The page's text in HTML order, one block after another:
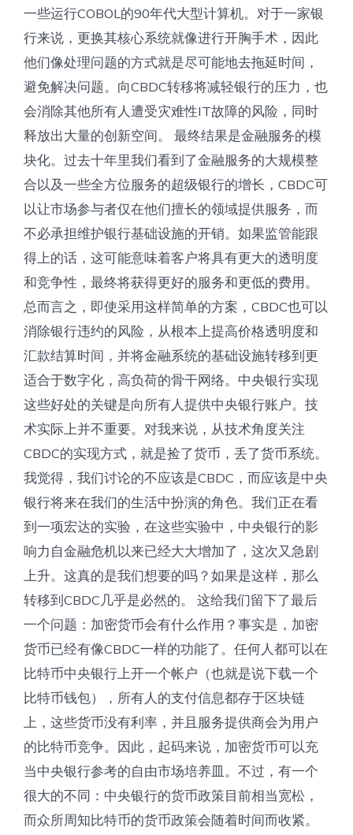
一些运行COBOL的90年代大型计算机。对于一家银
行来说，更换其核心系统就像进行开胸手术，因此
他们像处理问题的方式就是尽可能地去拖延时间，
避免解决问题。向CBDC转​​移将减轻银行的压力，也
会消除其他所有人遭受灾难性IT故障的风险，同时
释放出大量的创新空间。 最终结果是金融服务的模
块化。过去十年里我们看到了金融服务的大规模整
合以及一些全方位服务的超级银行的增长，CBDC可
以让市场参与者仅在他们擅长的领域提供服务，而
不必承担维护银行基础设施的开销。如果监管能跟
得上的话，这可能意味着客户将具有更大的透明度
和竞争性，最终将获得更好的服务和更低的费用。
总而言之，即使采用这样简单的方案，CBDC也可以
消除银行违约的风险，从根本上提高价格透明度和
汇款结算时间，并将金融系统的基础设施转移到更
适合于数字化，高负荷的骨干网络。中央银行实现
这些好处的关键是向所有人提供中央银行账户。技
术实际上并不重要。对我来说，从技术角度关注
CBDC的实现方式，就是捡了货币，丢了货币系统。
我觉得，我们讨论的不应该是CBDC，而应该是中央
银行将来在我们的生活中扮演的角色。我们正在看
到一项宏达的实验，在这些实验中，中央银行的影
响力自金融危机以来已经大大增加了，这次又急剧
上升。这真的是我们想要的吗？如果是这样，那么
转移到CBDC几乎是必然的。 这给我们留下了最后
一个问题：加密货币会有什么作用？事实是，加密
货币已经有像CBDC一样的功能了。任何人都可以在
比特币中央银行上开一个帐户（也就是说下载一个
比特币钱包），所有人的支付信息都存于区块链
上，这些货币没有利率，并且服务提供商会为用户
的比特币竞争。因此，起码来说，加密货币可以充
当中央银行参考的自由市场培养皿。不过，有一个
很大的不同：中央银行的货币政策目前相当宽松，
而众所周知比特币的货币政策会随着时间而收紧。